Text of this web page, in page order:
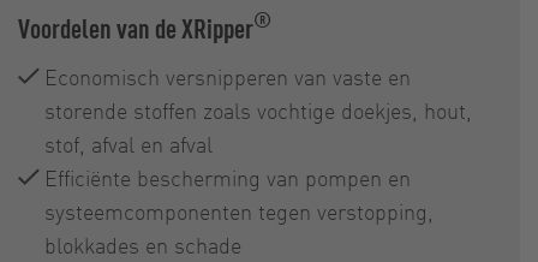
Voordelen van de XRipper®
Economisch versnipperen van vaste en
storende stoffen zoals vochtige doekjes, hout,
stof, afval en afval
Efficiënte bescherming van pompen en
systeemcomponenten tegen verstopping,
blokkades en schade